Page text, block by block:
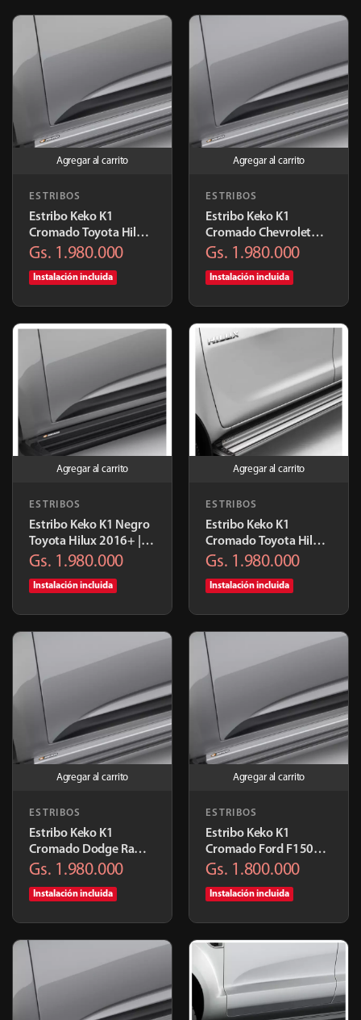
Agregar al carrito
ESTRIBOS
Estribo Keko K1
Cromado Toyota Hilux
2005+ | K252ALC7
Gs. 1.980.000
Instalación incluida
Agregar al carrito
ESTRIBOS
Estribo Keko K1
Cromado Chevrolet
S10/DMAX 2012+ |
Gs. 1.980.000
Instalación incluida
Agregar al carrito
ESTRIBOS
Estribo Keko K1 Negro
Toyota Hilux 2016+ |
K763ALPR
Gs. 1.980.000
Instalación incluida
Agregar al carrito
ESTRIBOS
Estribo Keko K1
Cromado Toyota Hilux
2016+ | K763ALC7
Gs. 1.980.000
Instalación incluida
Agregar al carrito
ESTRIBOS
Estribo Keko K1
Cromado Dodge Ram
2012+ | K396ALC7
Gs. 1.980.000
Instalación incluida
Agregar al carrito
ESTRIBOS
Estribo Keko K1
Cromado Ford F150
2015+ | KE611ALC7
Gs. 1.800.000
Instalación incluida